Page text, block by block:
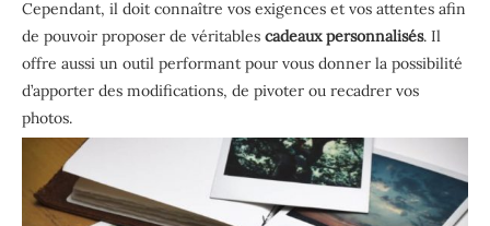
Cependant, il doit connaître vos exigences et vos attentes afin
de pouvoir proposer de véritables cadeaux personnalisés. Il
offre aussi un outil performant pour vous donner la possibilité
d’apporter des modifications, de pivoter ou recadrer vos
photos.